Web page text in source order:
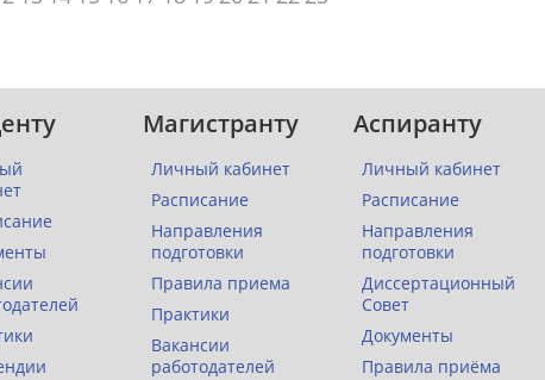
Магистранту
Личный кабинет
Расписание
Направления
подготовки
Правила приема
Практики
Вакансии
работодателей
Аспиранту
Личный кабинет
Расписание
Направления
подготовки
Диссертационный
Совет
Документы
Правила приёма